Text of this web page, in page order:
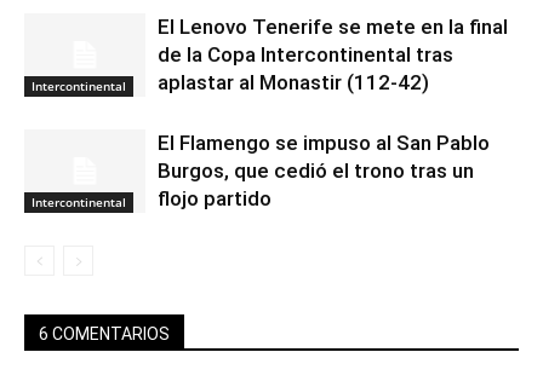
Intercontinental
El Lenovo Tenerife se mete en la final
de la Copa Intercontinental tras
aplastar al Monastir (112-42)
Intercontinental
El Flamengo se impuso al San Pablo
Burgos, que cedió el trono tras un
flojo partido
6 COMENTARIOS